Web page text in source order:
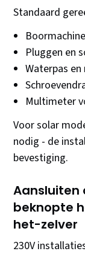
Standaard
Pluggen en
Waterpas
Multimeter
Voor solar
nodig - de
bevestiging.
Aansluiten
beknopte
het-zelver
230V